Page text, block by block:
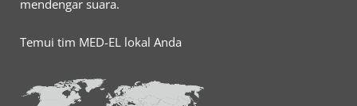
mendengar suara.
Temui tim MED-EL lokal Anda